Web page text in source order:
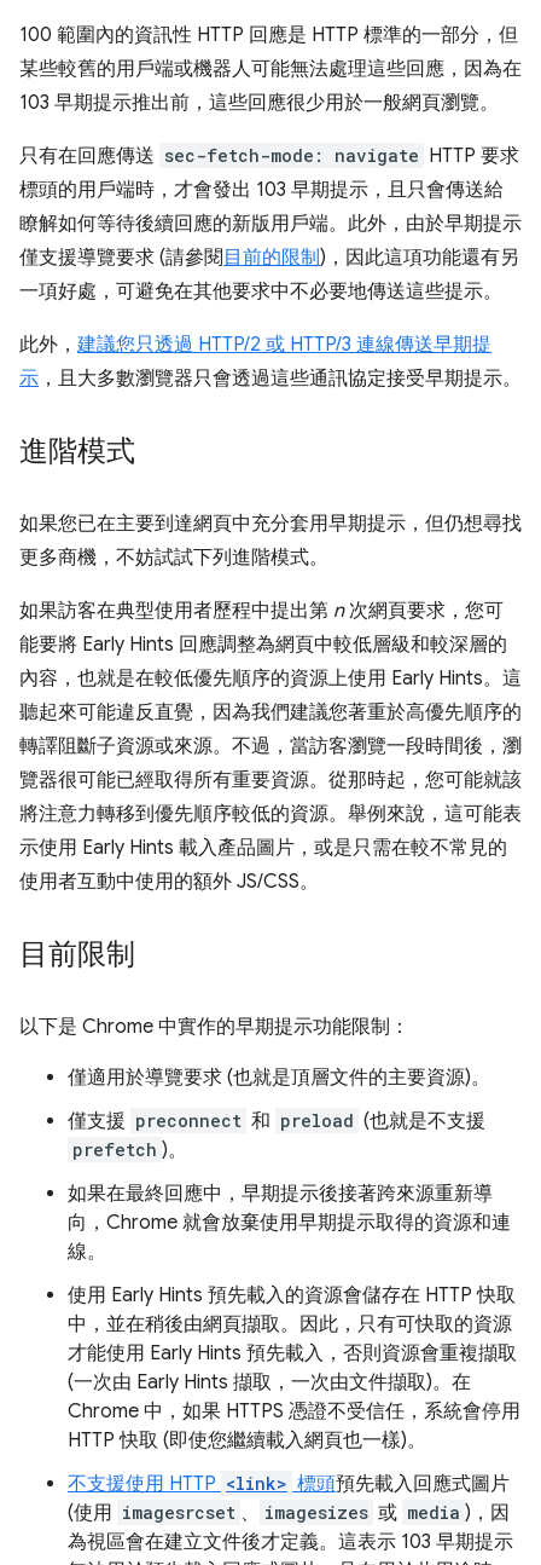
100 範圍內的資訊性 HTTP 回應是 HTTP 標準的一部分，但
某些較舊的用戶端或機器人可能無法處理這些回應，因為在
103 早期提示推出前，這些回應很少用於一般網頁瀏覽。
只有在回應傳送 sec-fetch-mode: navigate HTTP 要求
標頭的用戶端時，才會發出 103 早期提示，且只會傳送給
瞭解如何等待後續回應的新版用戶端。此外，由於早期提示
僅支援導覽要求 (請參閱 目前的限制)，因此這項功能還有另
一項好處，可避免在其他要求中不必要地傳送這些提示。
此外， 建議您只透過 HTTP/2 或 HTTP/3 連線傳送早期提
示 ，且大多數瀏覽器只會透過這些通訊協定接受早期提示。
進階模式
如果您已在主要到達網頁中充分套用早期提示，但仍想尋找
更多商機，不妨試試下列進階模式。
如果訪客在典型使用者歷程中提出第 n次網頁要求，您可
能要將 Early Hints 回應調整為網頁中較低層級和較深層的
內容，也就是在較低優先順序的資源上使用 Early Hints。這
聽起來可能違反直覺，因為我們建議您著重於高優先順序的
轉譯阻斷子資源或來源。不過，當訪客瀏覽一段時間後，瀏
覽器很可能已經取得所有重要資源。從那時起，您可能就該
將注意力轉移到優先順序較低的資源。舉例來說，這可能表
示使用 Early Hints 載入產品圖片，或是只需在較不常見的
使用者互動中使用的額外 JS/CSS。
目前限制
以下是 Chrome 中實作的早期提示功能限制：
僅適用於導覽要求 (也就是頂層文件的主要資源)。
僅支援 preconnect 和 preload (也就是不支援
prefetch )。
如果在最終回應中，早期提示後接著跨來源重新導
向，Chrome 就會放棄使用早期提示取得的資源和連
線。
使用 Early Hints 預先載入的資源會儲存在 HTTP 快取
中，並在稍後由網頁擷取。因此，只有可快取的資源
才能使用 Early Hints 預先載入，否則資源會重複擷取
(一次由 Early Hints 擷取，一次由文件擷取)。在
Chrome 中，如果 HTTPS 憑證不受信任，系統會停用
HTTP 快取 (即使您繼續載入網頁也一樣)。
不支援使用 HTTP <link> 標頭預先載入回應式圖片
(使用 imagesrcset 、 imagesizes 或 media )，因
為視區會在建立文件後才定義。這表示 103 早期提示